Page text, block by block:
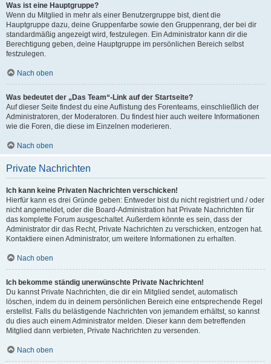
Was ist eine Hauptgruppe?
Wenn du Mitglied in mehr als einer Benutzergruppe bist, dient die
Hauptgruppe dazu, deine Gruppenfarbe sowie den Gruppenrang, der bei dir
standardmäßig angezeigt wird, festzulegen. Ein Administrator kann dir die
Berechtigung geben, deine Hauptgruppe im persönlichen Bereich selbst
festzulegen.
Nach oben
Was bedeutet der „Das Team“-Link auf der Startseite?
Auf dieser Seite findest du eine Auflistung des Forenteams, einschließlich der
Administratoren, der Moderatoren. Du findest hier auch weitere Informationen
wie die Foren, die diese im Einzelnen moderieren.
Nach oben
Private Nachrichten
Ich kann keine Privaten Nachrichten verschicken!
Hierfür kann es drei Gründe geben: Entweder bist du nicht registriert und / oder
nicht angemeldet, oder die Board-Administration hat Private Nachrichten für
das komplette Forum ausgeschaltet. Außerdem könnte es sein, dass der
Administrator dir das Recht, Private Nachrichten zu verschicken, entzogen hat.
Kontaktiere einen Administrator, um weitere Informationen zu erhalten.
Nach oben
Ich bekomme ständig unerwünschte Private Nachrichten!
Du kannst Private Nachrichten, die dir ein Mitglied sendet, automatisch
löschen, indem du in deinem persönlichen Bereich eine entsprechende Regel
erstellst. Falls du belästigende Nachrichten von jemandem erhältst, so kannst
du dies auch einem Administrator melden. Dieser kann dem betreffenden
Mitglied dann verbieten, Private Nachrichten zu versenden.
Nach oben